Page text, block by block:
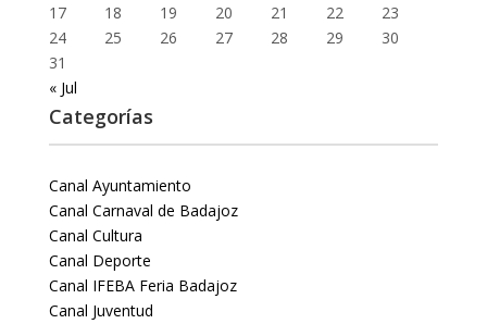
17
18 19 20 21 22
23
24
25 26 27 28 29
30
31
« Jul
Categorías
Canal Ayuntamiento
Canal Carnaval de Badajoz
Canal Cultura
Canal Deporte
Canal IFEBA Feria Badajoz
Canal Juventud